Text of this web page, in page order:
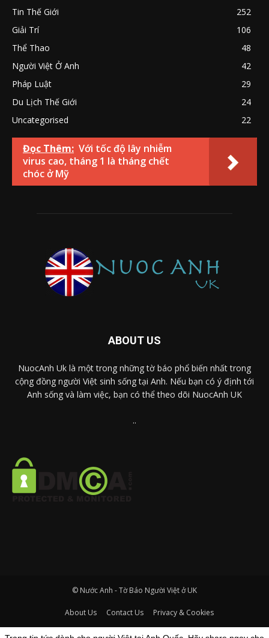
Tin Thế Giới
252
Giải Trí
106
Thể Thao
48
Người Việt Ở Anh
42
Pháp Luật
29
Du Lịch Thế Giới
24
Uncategorised
22
Đọc Thêm: Với tốc độ lây nhiễm
virus cao, tháng 1 là tháng chết
chóc ở Mỹ
ABOUT US
NuocAnh Uk là một trong những tờ báo phổ biến nhất trong
cộng đồng người Việt sinh sống tại Anh. Nếu bạn có ý định tới
Anh sống và làm việc, bạn có thể theo dõi NuocAnh UK
..
© Nước Anh - Tờ Báo Người Việt ở UK
About Us Contact Us Privacy & Cookies